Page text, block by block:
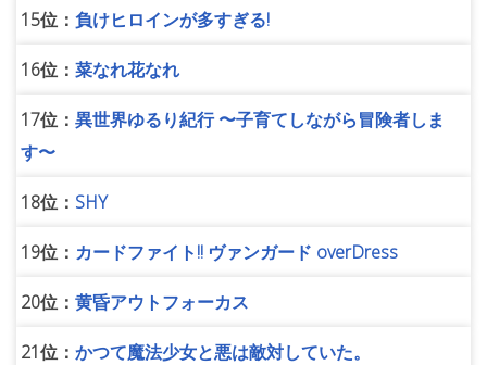
15位： 負けヒロインが多すぎる!
16位： 菜なれ花なれ
17位： 異世界ゆるり紀行 〜子育てしながら冒険者しま
す〜
18位： SHY
19位： カードファイト!! ヴァンガード overDress
20位： 黄昏アウトフォーカス
21位： かつて魔法少女と悪は敵対していた。